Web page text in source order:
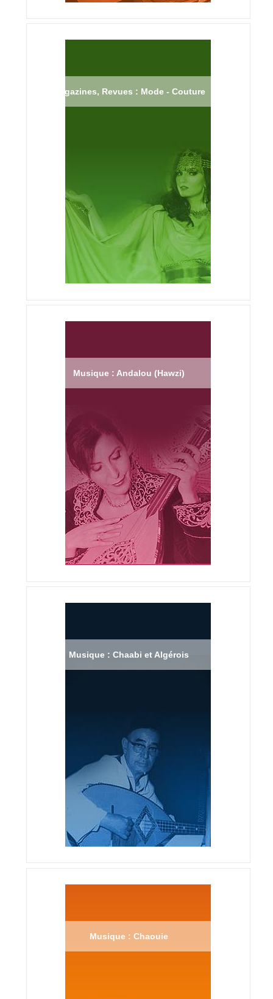
Magazines, Revues : Mode - Couture
Musique : Andalou (Hawzi)
Musique : Chaabi et Algérois
Musique : Chaouie